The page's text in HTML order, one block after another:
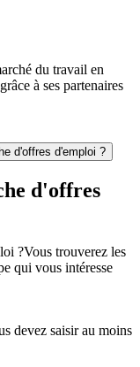
du travail en
à ses partenaires
d'offres d'emploi ?
d'offres
?Vous trouverez les
qui vous intéresse
devez saisir au moins